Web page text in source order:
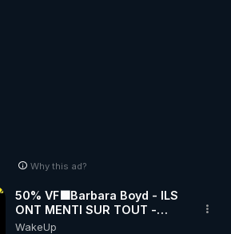
Why this ad?
50% VF🟩Barbara Boyd - ILS
ONT MENTI SUR TOUT -
Jocelyne Traduction
WakeUp